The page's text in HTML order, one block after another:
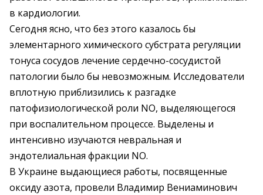
в кардиологии.
Сегодня ясно, что без этого казалось бы
элементарного химического субстрата регуляции
тонуса сосудов лечение сердечно-сосудистой
патологии было бы невозможным. Исследователи
вплотную приблизились к разгадке
патофизиологической роли NO, выделяющегося
при воспалительном процессе. Выделены и
интенсивно изучаются невральная и
эндотелиальная фракции NO.
В Украине выдающиеся работы, посвященные
оксиду азота, провели Владимир Вениаминович